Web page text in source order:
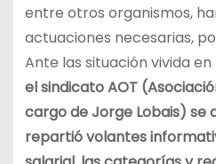
entre otros organismos,
actuaciones necesarias,
Ante las situación vivida
el sindicato AOT
cargo de Jorge Lobais) se
repartió volantes